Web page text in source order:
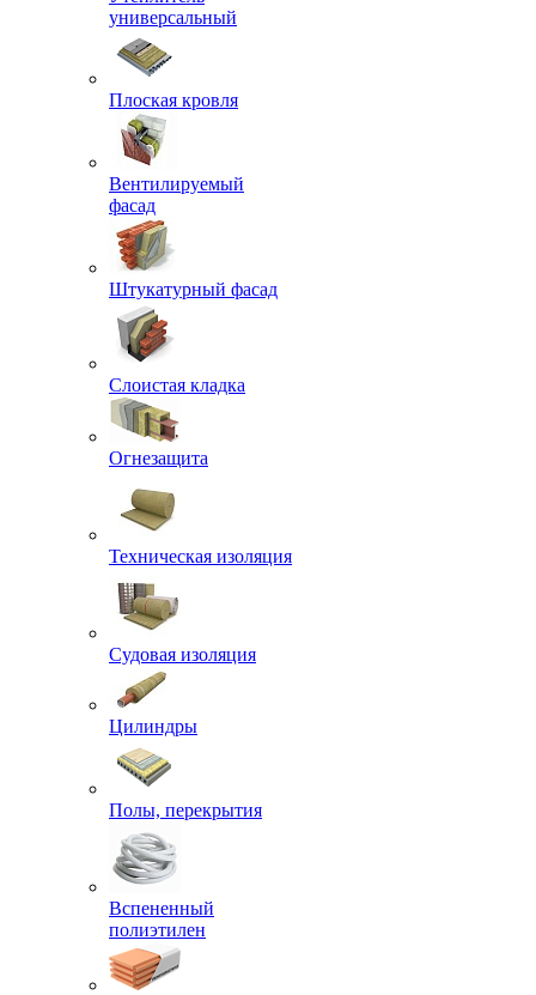
универсальный
Плоская кровля
Вентилируемый
фасад
Штукатурный фасад
Слоистая кладка
Огнезащита
Техническая изоляция
Судовая изоляция
Цилиндры
Полы, перекрытия
Вспененный
полиэтилен